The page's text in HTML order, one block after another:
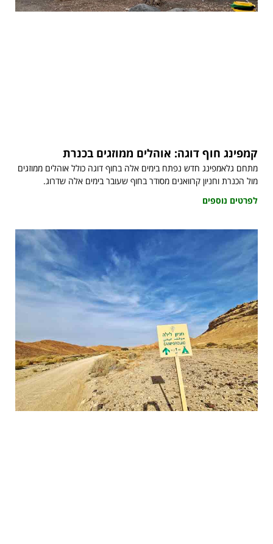
קמפינג חוף דוגה: אוהלים ממוזגים בכנרת
מתחם גלאמפינג חדש נפתח בימים אלה בחוף דוגה כולל אוהלים ממוזגים
מול הכנרת וחניון קרוואנים מסודר בחוף שעובר בימים אלה שדרוג.
לפרטים נוספים